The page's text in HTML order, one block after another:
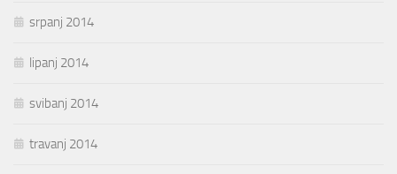
srpanj 2014
lipanj 2014
svibanj 2014
travanj 2014